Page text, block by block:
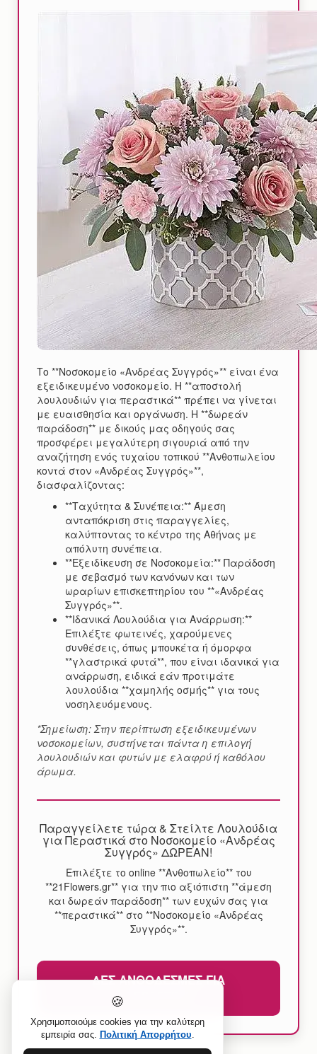
Το **Νοσοκομείο «Ανδρέας Συγγρός»** είναι ένα
εξειδικευμένο νοσοκομείο. Η **αποστολή
λουλουδιών για περαστικά** πρέπει να γίνεται
με ευαισθησία και οργάνωση. Η **δωρεάν
παράδοση** με δικούς μας οδηγούς σας
προσφέρει μεγαλύτερη σιγουριά από την
αναζήτηση ενός τυχαίου τοπικού **Ανθοπωλείου
κοντά στον «Ανδρέας Συγγρός»**,
διασφαλίζοντας:
**Ταχύτητα & Συνέπεια:** Άμεση
ανταπόκριση στις παραγγελίες,
καλύπτοντας το κέντρο της Αθήνας με
απόλυτη συνέπεια.
**Εξειδίκευση σε Νοσοκομεία:** Παράδοση
με σεβασμό των κανόνων και των
ωραρίων επισκεπτηρίου του **«Ανδρέας
Συγγρός»**.
**Ιδανικά Λουλούδια για Ανάρρωση:**
Επιλέξτε φωτεινές, χαρούμενες
συνθέσεις, όπως μπουκέτα ή όμορφα
**γλαστρικά φυτά**, που είναι ιδανικά για
ανάρρωση, ειδικά εάν προτιμάτε
λουλούδια **χαμηλής οσμής** για τους
νοσηλευόμενους.
*Σημείωση: Στην περίπτωση εξειδικευμένων
νοσοκομείων, συστήνεται πάντα η επιλογή
λουλουδιών και φυτών με ελαφρύ ή καθόλου
άρωμα.
Παραγγείλετε τώρα & Στείλτε Λουλούδια
για Περαστικά στο Νοσοκομείο «Ανδρέας
Συγγρός» ΔΩΡΕΑΝ!
Επιλέξτε το online **Ανθοπωλείο** του
**21Flowers.gr** για την πιο αξιόπιστη **άμεση
και δωρεάν παράδοση** των ευχών σας για
**περαστικά** στο **Νοσοκομείο «Ανδρέας
Συγγρός»**.
ΔΕΣ ΑΝΘΟΔΈΣΜΕΣ ΓΙΑ
🍪
Χρησιμοποιούμε cookies για την καλύτερη
εμπειρία σας. Πολιτική Απορρήτου.